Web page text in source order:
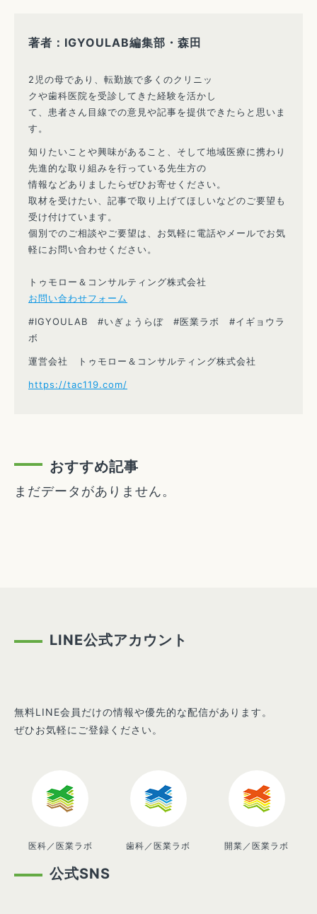
著者：IGYOULAB編集部・森田
2児の母であり、転勤族で多くのクリニッ
クや歯科医院を受診してきた経験を活かし
て、患者さん目線での意見や記事を提供できたらと思いま
す。
知りたいことや興味があること、そして地域医療に携わり
先進的な取り組みを行っている先生方の
情報などありましたらぜひお寄せください。
取材を受けたい、記事で取り上げてほしいなどのご要望も
受け付けています。
個別でのご相談やご要望は、お気軽に電話やメールでお気
軽にお問い合わせください。
トゥモロー＆コンサルティング株式会社
お問い合わせフォーム
#IGYOULAB #いぎょうらぼ #医業ラボ #イギョウラ
ボ
運営会社 トゥモロー＆コンサルティング株式会社
https://tac119.com/
おすすめ記事
まだデータがありません。
LINE公式アカウント
無料LINE会員だけの情報や優先的な配信があります。
ぜひお気軽にご登録ください。
医科／医業ラボ 歯科／医業ラボ 開業／医業ラボ
公式SNS